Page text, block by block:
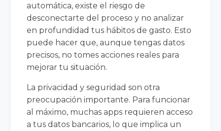
automática, existe el riesgo de
desconectarte del proceso y no analizar
en profundidad tus hábitos de gasto. Esto
puede hacer que, aunque tengas datos
precisos, no tomes acciones reales para
mejorar tu situación.
La privacidad y seguridad son otra
preocupación importante. Para funcionar
al máximo, muchas apps requieren acceso
a tus datos bancarios, lo que implica un